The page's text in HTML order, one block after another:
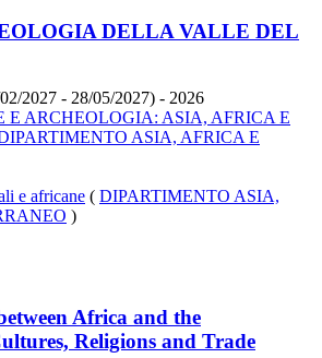
DELLA VALLE DEL
2027 - 28/05/2027) - 2026
E ARCHEOLOGIA: ASIA, AFRICA E
ASIA, AFRICA E
e africane ( DIPARTIMENTO ASIA,
)
Africa and the
Religions and Trade